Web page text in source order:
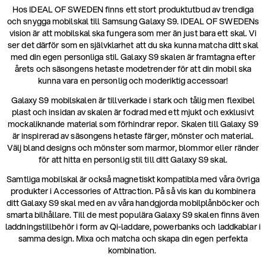
Hos IDEAL OF SWEDEN finns ett stort produktutbud av trendiga
och snygga mobilskal till Samsung Galaxy S9. IDEAL OF SWEDENs
vision är att mobilskal ska fungera som mer än just bara ett skal. Vi
ser det därför som en självklarhet att du ska kunna matcha ditt skal
med din egen personliga stil. Galaxy S9 skalen är framtagna efter
årets och säsongens hetaste modetrender för att din mobil ska
kunna vara en personlig och moderiktig accessoar!
Galaxy S9 mobilskalen är tillverkade i stark och tålig men flexibel
plast och insidan av skalen är fodrad med ett mjukt och exklusivt
mockaliknande material som förhindrar repor. Skalen till Galaxy S9
är inspirerad av säsongens hetaste färger, mönster och material.
Välj bland designs och mönster som marmor, blommor eller ränder
för att hitta en personlig stil till ditt Galaxy S9 skal.
Samtliga mobilskal är också magnetiskt kompatibla med våra övriga
produkter i Accessories of Attraction. På så vis kan du kombinera
ditt Galaxy S9 skal med en av våra handgjorda mobilplånböcker och
smarta bilhållare. Till de mest populära Galaxy S9 skalen finns även
laddningstillbehör i form av Qi-laddare, powerbanks och laddkablar i
samma design. Mixa och matcha och skapa din egen perfekta
kombination.